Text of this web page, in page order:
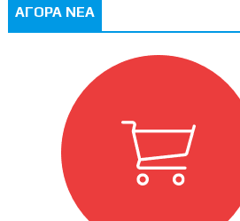
ΑΓΟΡΑ ΝΕΑ